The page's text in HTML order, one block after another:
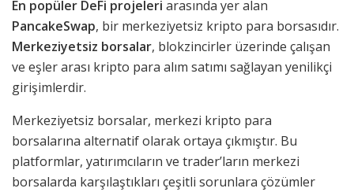
En popüler DeFi projeleri arasında yer alan
PancakeSwap, bir merkeziyetsiz kripto para borsasıdır.
Merkeziyetsiz borsalar, blokzincirler üzerinde çalışan
ve eşler arası kripto para alım satımı sağlayan yenilikçi
girişimlerdir.
Merkeziyetsiz borsalar, merkezi kripto para
borsalarına alternatif olarak ortaya çıkmıştır. Bu
platformlar, yatırımcıların ve trader’ların merkezi
borsalarda karşılaştıkları çeşitli sorunlara çözümler